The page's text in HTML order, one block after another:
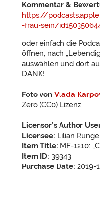
Kommentar &
https://
-frau-sein/
oder einfach die
öffnen, nach
auswählen und dort
DANK!
Foto von Vlada
Zero (CC0) Lizenz
Licensor’s Author
Licensee: Lilian
Item Title: MF-1210:
Item ID: 39343
Purchase Date: 2019-